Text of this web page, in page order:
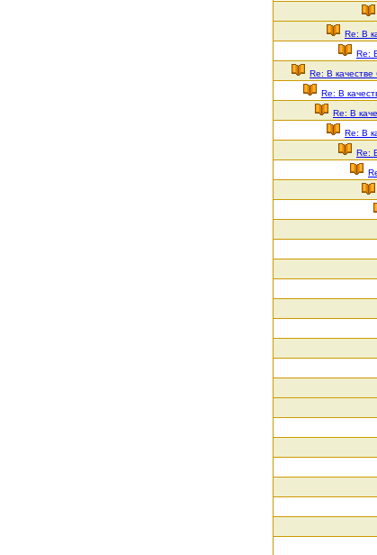
Re: В
Re:
Re: В качестве
Re: В
Re: В
Re: В
Re: